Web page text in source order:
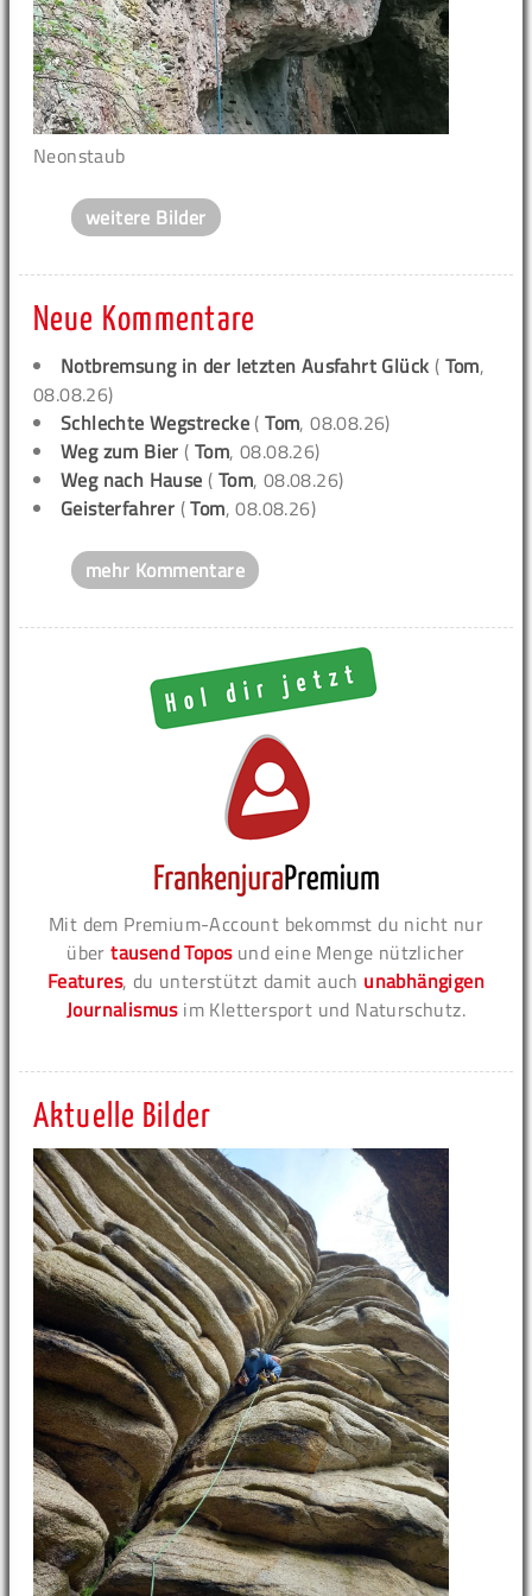
Neonstaub
weitere Bilder
Neue Kommentare
Notbremsung in der letzten Ausfahrt Glück ( Tom,
08.08.26)
Schlechte Wegstrecke (Tom, 08.08.26)
Weg zum Bier (Tom, 08.08.26)
Weg nach Hause ( Tom, 08.08.26)
Geisterfahrer (Tom, 08.08.26)
mehr Kommentare
Mit dem Premium-Account bekommst du nicht nur
übertausend Toposund eine Menge nützlicher
Features, du unterstützt damit auch unabhängigen
Journalismusim Klettersport und Naturschutz.
Aktuelle Bilder